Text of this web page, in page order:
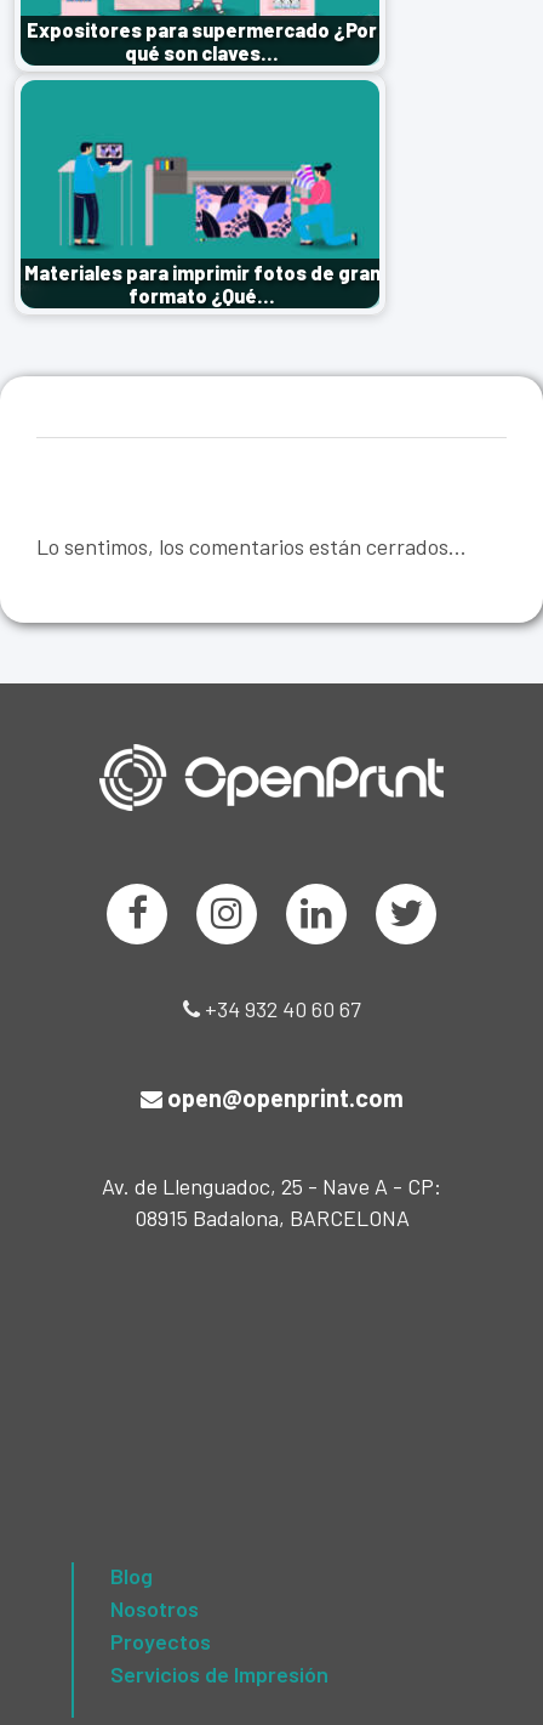
Expositores para supermercado ¿Por
qué son claves…
Materiales para imprimir fotos de gran
formato ¿Qué…
Lo sentimos, los comentarios están cerrados...
+34 932 40 60 67
open@openprint.com
Av. de Llenguadoc, 25 - Nave A - CP:
08915 Badalona, BARCELONA
Blog
Nosotros
Proyectos
Servicios de Impresión